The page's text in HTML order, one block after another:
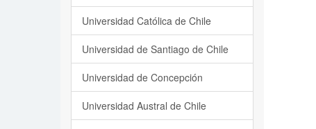
Universidad Católica de Chile
Universidad de Santiago de Chile
Universidad de Concepción
Universidad Austral de Chile